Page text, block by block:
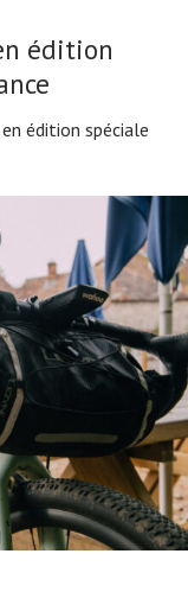
édition
édition spéciale